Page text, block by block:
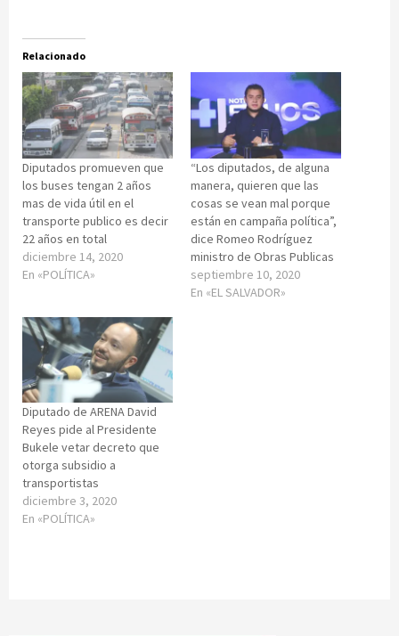
Relacionado
Diputados promueven que
los buses tengan 2 años
mas de vida útil en el
transporte publico es decir
22 años en total
diciembre 14, 2020
En «POLÍTICA»
“Los diputados, de alguna
manera, quieren que las
cosas se vean mal porque
están en campaña política”,
dice Romeo Rodríguez
ministro de Obras Publicas
septiembre 10, 2020
En «EL SALVADOR»
Diputado de ARENA David
Reyes pide al Presidente
Bukele vetar decreto que
otorga subsidio a
transportistas
diciembre 3, 2020
En «POLÍTICA»